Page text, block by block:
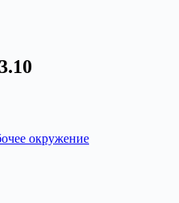
окружение